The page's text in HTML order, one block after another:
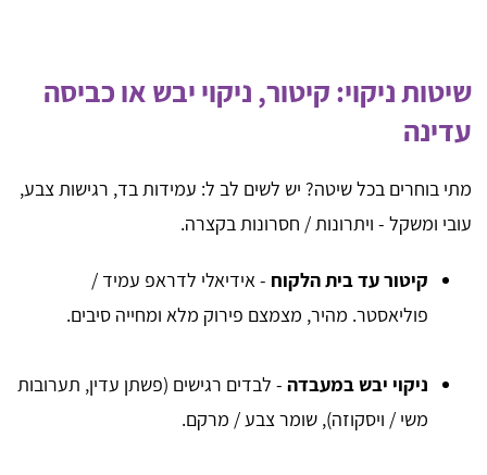
שיטות ניקוי: קיטור, ניקוי יבש או כביסה
עדינה
מתי בוחרים בכל שיטה? יש לשים לב ל: עמידות בד, רגישות צבע,
עובי ומשקל - ויתרונות / חסרונות בקצרה.
קיטור עד בית הלקוח - אידיאלי לדראפ עמיד /
פוליאסטר. מהיר, מצמצם פירוק מלא ומחייה סיבים.
ניקוי יבש במעבדה - לבדים רגישים (פשתן עדין, תערובות
משי / ויסקוזה), שומר צבע / מרקם.